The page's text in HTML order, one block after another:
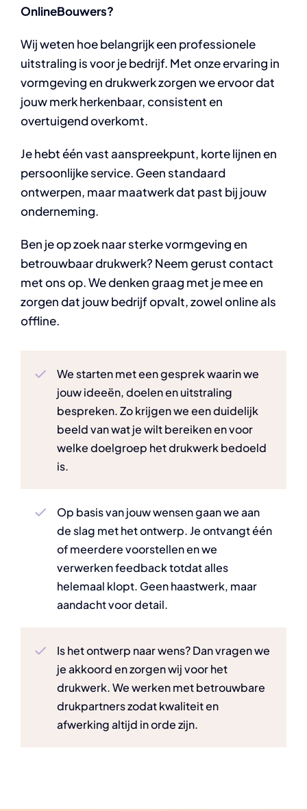
OnlineBouwers?
Wij weten hoe belangrijk een professionele
uitstraling is voor je bedrijf. Met onze ervaring in
vormgeving en drukwerk zorgen we ervoor dat
jouw merk herkenbaar, consistent en
overtuigend overkomt.
Je hebt één vast aanspreekpunt, korte lijnen en
persoonlijke service. Geen standaard
ontwerpen, maar maatwerk dat past bij jouw
onderneming.
Ben je op zoek naar sterke vormgeving en
betrouwbaar drukwerk? Neem gerust contact
met ons op. We denken graag met je mee en
zorgen dat jouw bedrijf opvalt, zowel online als
offline.
We starten met een gesprek waarin we
jouw ideeën, doelen en uitstraling
bespreken. Zo krijgen we een duidelijk
beeld van wat je wilt bereiken en voor
welke doelgroep het drukwerk bedoeld
is.
Op basis van jouw wensen gaan we aan
de slag met het ontwerp. Je ontvangt één
of meerdere voorstellen en we
verwerken feedback totdat alles
helemaal klopt. Geen haastwerk, maar
aandacht voor detail.
Is het ontwerp naar wens? Dan vragen we
je akkoord en zorgen wij voor het
drukwerk. We werken met betrouwbare
drukpartners zodat kwaliteit en
afwerking altijd in orde zijn.